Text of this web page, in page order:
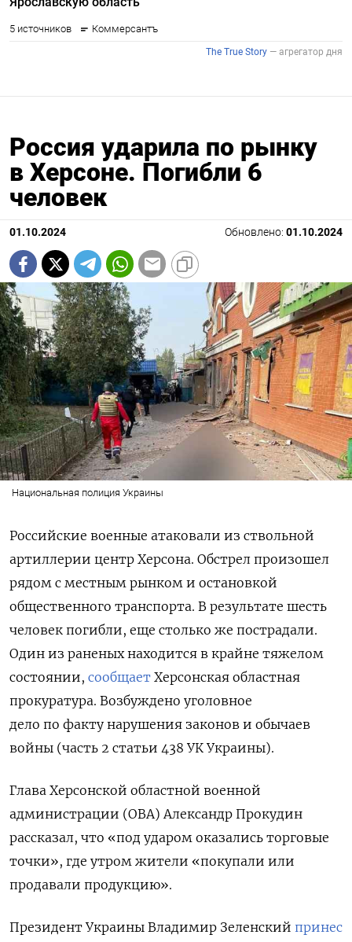
Россия ударила по рынку
в Херсоне. Погибли 6
человек
01.10.2024 Обновлено: 01.10.2024
Национальная полиция Украины
Российские военные атаковали из ствольной
артиллерии центр Херсона. Обстрел произошел
рядом с местным рынком и остановкой
общественного транспорта. В результате шесть
человек погибли, еще столько же пострадали.
Один из раненых находится в крайне тяжелом
состоянии, сообщает Херсонская областная
прокуратура. Возбуждено уголовное
дело по факту нарушения законов и обычаев
войны (часть 2 статьи 438 УК Украины).
Глава Херсонской областной военной
администрации (ОВА) Александр Прокудин
рассказал, что «под ударом оказались торговые
точки», где утром жители «покупали или
продавали продукцию».
Президент Украины Владимир Зеленский принес